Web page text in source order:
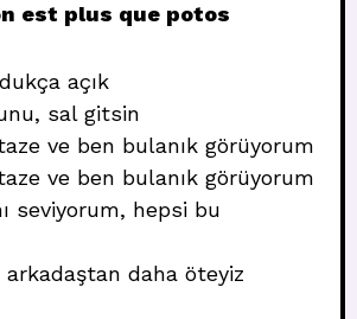
est plus que potos
açık
sal gitsin
ve ben bulanık görüyorum
ve ben bulanık görüyorum
seviyorum, hepsi bu
arkadaştan daha öteyiz